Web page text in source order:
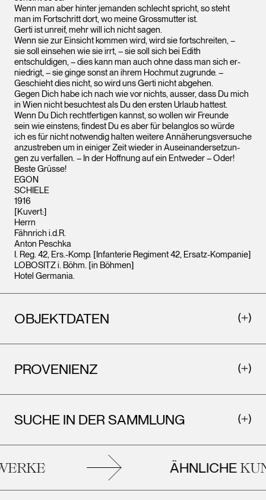
Wenn man aber hinter jemanden schlecht spricht, so steht
man im Fortschritt dort, wo meine Grossmutter ist.
Gerti ist unreif, mehr will ich nicht sagen.
Wenn sie zur Einsicht kommen wird, wird sie fortschreiten, –
sie soll einsehen wie sie irrt, – sie soll sich bei Edith
entschuldigen, – dies kann man auch ohne dass man sich er-
niedrigt, – sie ginge sonst an ihrem Hochmut zugrunde. –
Geschieht dies nicht, so wird uns Gerti nicht abgehen.
Gegen Dich habe ich nach wie vor nichts, ausser, dass Du mich
in Wien nicht besuchtest als Du den ersten Urlaub hattest.
Wenn Du Dich rechtfertigen kannst, so wollen wir Freunde
sein wie einstens; findest Du es aber für belanglos so würde
ich es für nicht notwendig halten weitere Annäherungsversuche
anzustreben um in einiger Zeit wieder in Auseinandersetzun-
gen zu verfallen. – In der Hoffnung auf ein Entweder – Oder!
Beste Grüsse!
EGON
SCHIELE
1916
[Kuvert:]
Herrn
Fähnrich i.d.R.
Anton Peschka
I. Reg. 42, Ers.-Komp. [Infanterie Regiment 42, Ersatz-Kompanie]
LOBOSITZ i. Böhm. [in Böhmen]
Hotel Germania.
OBJEKTDATEN
PROVENIENZ
SUCHE IN DER SAMMLUNG
ÄHNLICHE